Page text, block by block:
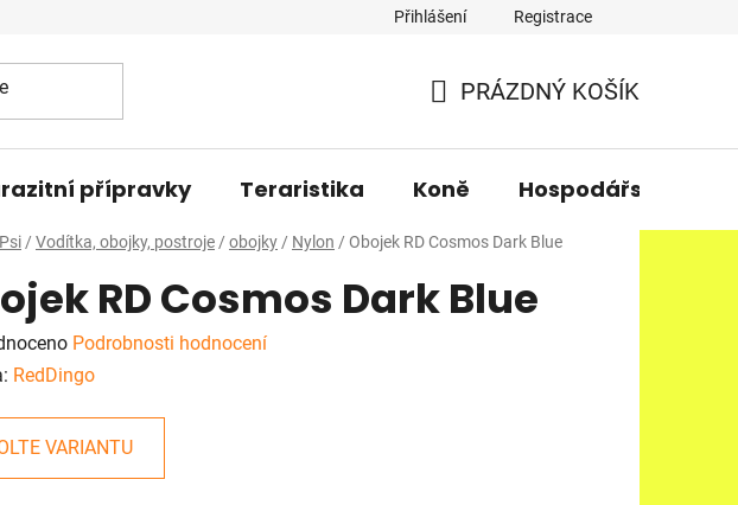
Přihlášení Registrace
KOŠÍK
PRÁZDNÝ KOŠÍK
přípravky Teraristika Koně Hospodářská
Psi / Vodítka, obojky, postroje / obojky / Nylon / Obojek RD Cosmos Dark Blue
RD Cosmos Dark Blue
Podrobnosti hodnocení
RedDingo
VARIANTU